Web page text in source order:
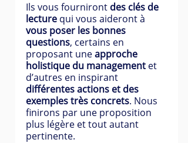
Ils vous fourniront des clés de
lecture qui vous aideront à
vous poser les bonnes
questions, certains en
proposant une approche
holistique du management et
d’autres en inspirant
différentes actions et des
exemples très concrets. Nous
finirons par une proposition
plus légère et tout autant
pertinente.